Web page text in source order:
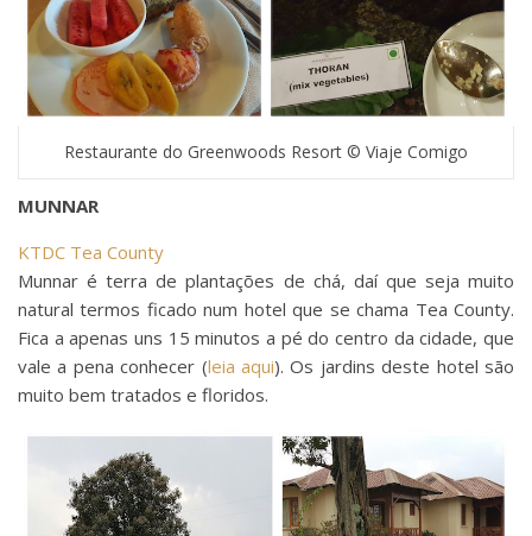
Restaurante do Greenwoods Resort © Viaje Comigo
MUNNAR
KTDC Tea County
Munnar é terra de plantações de chá, daí que seja muito
natural termos ficado num hotel que se chama Tea County.
Fica a apenas uns 15 minutos a pé do centro da cidade, que
vale a pena conhecer (leia aqui). Os jardins deste hotel são
muito bem tratados e floridos.